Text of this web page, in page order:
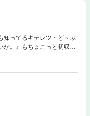
知ってるキテレツ・ど～ぶ
。』もちょこっと初収